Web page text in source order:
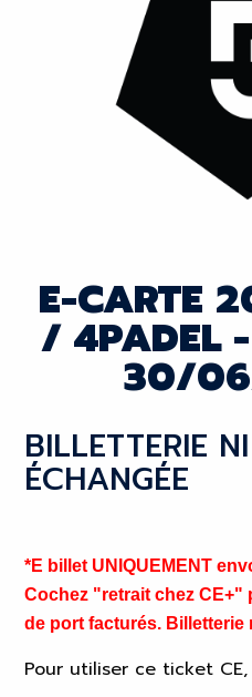
E-CARTE
/ 4PADEL
30/
BILLETTERIE
ÉCHANGÉE
*E billet UNIQUEMENT
Cochez "retrait chez CE+"
de port facturés. Billetterie
Pour utiliser ce ticket